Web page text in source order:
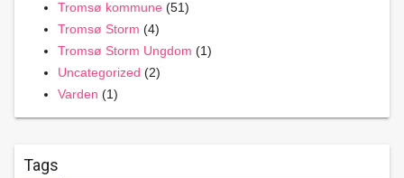
Tromsø kommune (51)
Tromsø Storm (4)
Tromsø Storm Ungdom (1)
Uncategorized (2)
Varden (1)
Tags